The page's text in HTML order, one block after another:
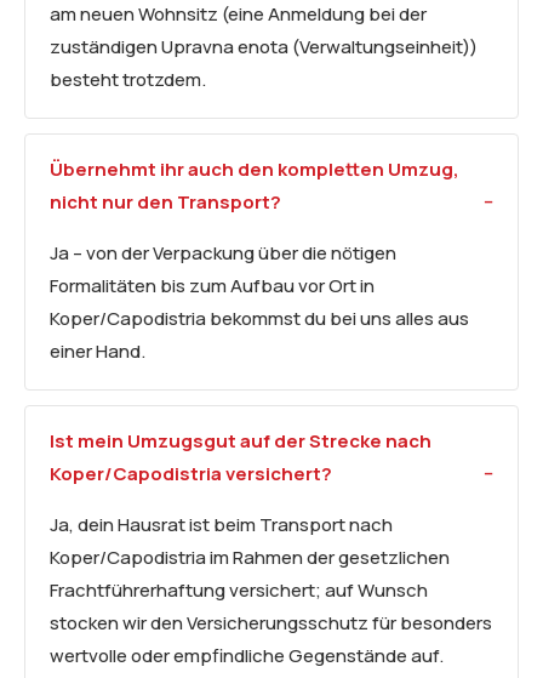
am neuen Wohnsitz (eine Anmeldung bei der
zuständigen Upravna enota (Verwaltungseinheit))
besteht trotzdem.
Übernehmt ihr auch den kompletten Umzug,
nicht nur den Transport?
Ja – von der Verpackung über die nötigen
Formalitäten bis zum Aufbau vor Ort in
Koper/Capodistria bekommst du bei uns alles aus
einer Hand.
Ist mein Umzugsgut auf der Strecke nach
Koper/Capodistria versichert?
Ja, dein Hausrat ist beim Transport nach
Koper/Capodistria im Rahmen der gesetzlichen
Frachtführerhaftung versichert; auf Wunsch
stocken wir den Versicherungsschutz für besonders
wertvolle oder empfindliche Gegenstände auf.